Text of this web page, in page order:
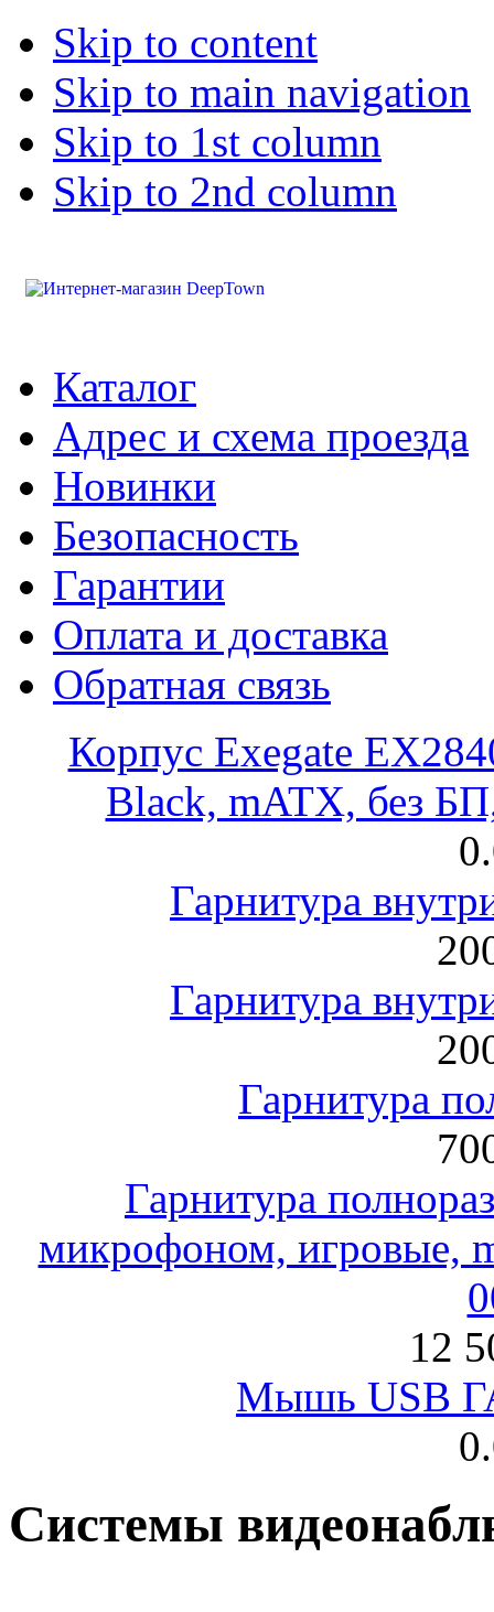
Skip to content
Skip to main navigation
Skip to 1st column
Skip to 2nd column
Каталог
Адрес и схема проезда
Новинки
Безопасность
Гарантии
Оплата и доставка
Обратная связь
Корпус Exegate
Black, mATX, без
Гарнитура
Гарнитура
Гарнитура
Гарнитура
микрофоном, игровые,
12
Мышь USB
Cистемы